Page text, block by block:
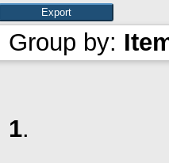
Group by:
1.